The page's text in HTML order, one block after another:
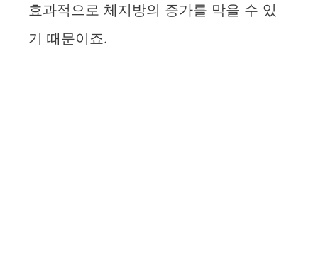
효과적으로 체지방의 증가를 막을 수 있
기 때문이죠.